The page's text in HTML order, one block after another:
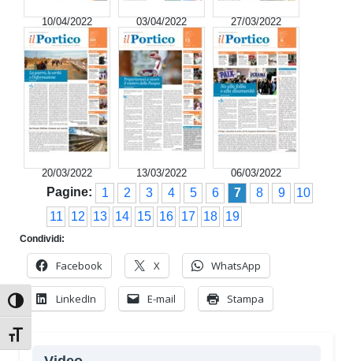
Attiva/disattiva alto contrasto
Attiva/disattiva dimensione testo
10/04/2022 03/04/2022 27/03/2022
20/03/2022 13/03/2022 06/03/2022
Pagine: 1 2 3 4 5 6 7 8 9
10
11
12 13 14 15 16 17 18 19
Condividi:
Facebook X WhatsApp
LinkedIn E-mail Stampa